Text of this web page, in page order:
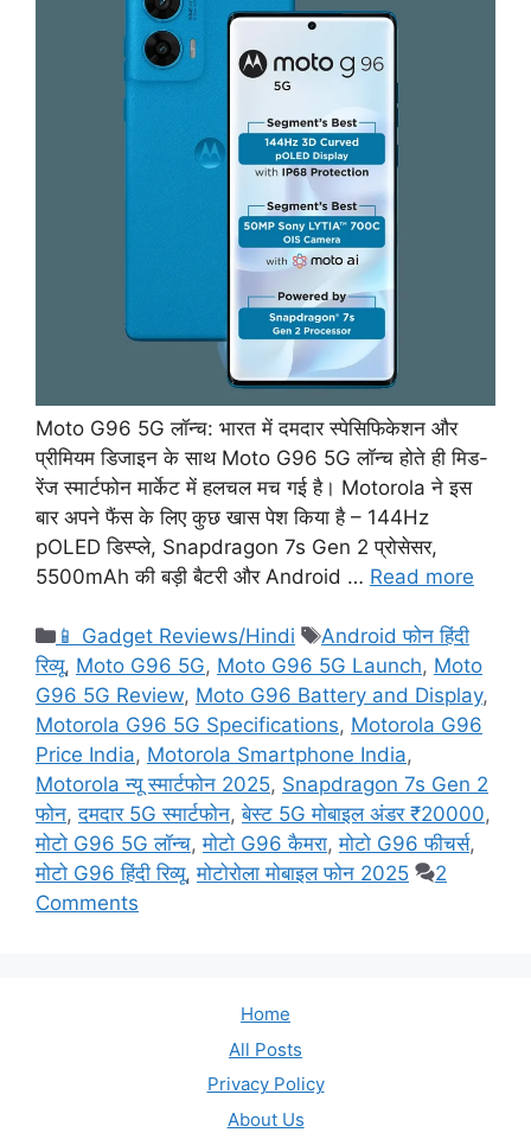
Moto G96 5G लॉन्च: भारत में दमदार स्पेसिफिकेशन और
प्रीमियम डिजाइन के साथ Moto G96 5G लॉन्च होते ही मिड-
रेंज स्मार्टफोन मार्केट में हलचल मच गई है। Motorola ने इस
बार अपने फैंस के लिए कुछ खास पेश किया है – 144Hz
pOLED डिस्प्ले, Snapdragon 7s Gen 2 प्रोसेसर,
5500mAh की बड़ी बैटरी और Android … Read more
Categories
📱 Gadget Reviews/Hindi Tags
Android फोन हिंदी
रिव्यू, Moto G96 5G, Moto G96 5G Launch, Moto
G96 5G Review, Moto G96 Battery and Display,
Motorola G96 5G Specifications, Motorola G96
Price India, Motorola Smartphone India,
Motorola न्यू स्मार्टफोन 2025, Snapdragon 7s Gen 2
फोन,दमदार 5G स्मार्टफोन,बेस्ट 5G मोबाइल अंडर ₹20000,
मोटो G96 5G लॉन्च,मोटो G96 कैमरा,मोटो G96 फीचर्स,
मोटो G96 हिंदी रिव्यू,मोटोरोला मोबाइल फोन 2025
2
Comments
Home
All Posts
Privacy Policy
About Us